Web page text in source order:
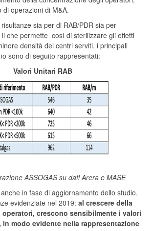
operazioni di M&A.
sia per di RAB/PDR sia per
il che permette così di sterilizzare gli effetti
densità dei centri serviti, i principali
sono di seguito rappresentati:
Valori Unitari RAB
ASSOGAS su dati Arera e MASE
in fase di aggiornamento dello studio,
evidenziate nel 2019: al crescere della
crescono sensibilmente i valori
in modo evidente nella rappresentazione